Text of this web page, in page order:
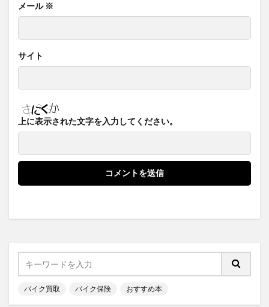
メール ※
サイト
上に表示された文字を入力してください。
バイク買取 バイク保険 おすすめ本